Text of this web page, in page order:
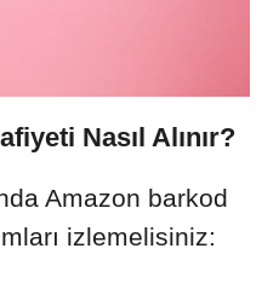
Nasıl Alınır?
Amazon barkod
izlemelisiniz: